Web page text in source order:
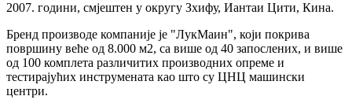
2007. години, смјештен у округу Зхифу, Иантаи Цити, Кина.
Бренд производе компаније је "ЛукМаин", који покрива
површину веће од 8.000 м2, са више од 40 запослених, и више
од 100 комплета различитих производних опреме и
тестирајућих инструмената као што су ЦНЦ машински
центри.